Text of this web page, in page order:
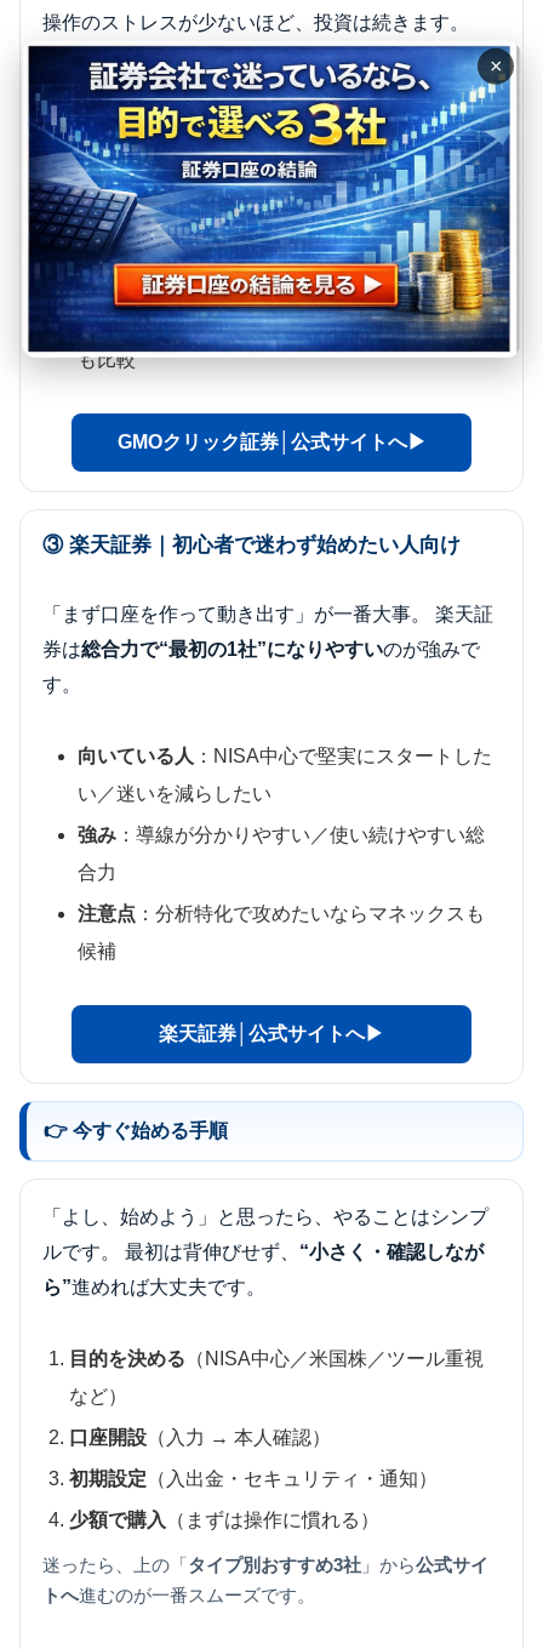
操作のストレスが少ないほど、投資は続きます。
GMOクリック証券は取引のしやすさ・スピード感を
重視する人にハマります。
向いている人：スマホ/PCでサクサク取引した
い（短期〜中期も視野）
強み：ツールが直感的／取引がスムーズで迷い
が減る
注意点：分析や学びの導線重視ならマネックス
も比較
GMOクリック証券│公式サイトへ▶
③ 楽天証券｜初心者で迷わず始めたい人向け
「まず口座を作って動き出す」が一番大事。 楽天証
券は総合力で“最初の1社”になりやすいのが強みで
す。
向いている人 ：NISA中心で堅実にスタートした
い／迷いを減らしたい
強み ：導線が分かりやすい／使い続けやすい総
合力
注意点 ：分析特化で攻めたいならマネックスも
候補
楽天証券│公式サイトへ▶
👉 今すぐ始める手順
「よし、始めよう」と思ったら、やることはシンプ
ルです。 最初は背伸びせず、 “小さく・確認しなが
ら”進めれば大丈夫です。
目的を決める （NISA中心／米国株／ツール重視
など）
口座開設 （入力 → 本人確認）
初期設定 （入出金・セキュリティ・通知）
少額で購入 （まずは操作に慣れる）
迷ったら、上の「 タイプ別おすすめ3社 」から公式サイ
トへ進むのが一番スムーズです。
×